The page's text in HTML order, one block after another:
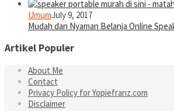
UmumJuly 9, 2017
Mudah dan Nyaman Belanja Online
Artikel Populer
About Me
Contact
Privacy Policy for Yopiefranz.com
Disclaimer